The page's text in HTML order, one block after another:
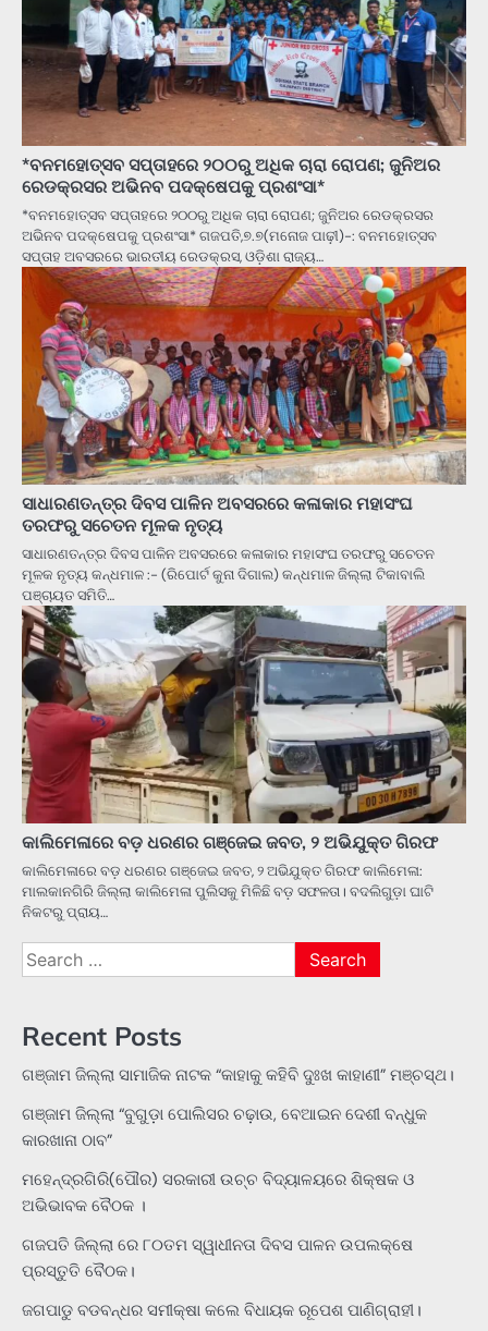
*ବନମହୋତ୍ସବ ସପ୍ତାହରେ ୨୦୦ରୁ ଅଧିକ ଚାରା ରୋପଣ; ଜୁନିଅର
ରେଡକ୍ରସର ଅଭିନବ ପଦକ୍ଷେପକୁ ପ୍ରଶଂସା*
*ବନମହୋତ୍ସବ ସପ୍ତାହରେ ୨୦୦ରୁ ଅଧିକ ଚାରା ରୋପଣ; ଜୁନିଅର ରେଡକ୍ରସର
ଅଭିନବ ପଦକ୍ଷେପକୁ ପ୍ରଶଂସା* ଗଜପତି,୭.୭(ମନୋଜ ପାଢ଼ୀ)-: ବନମହୋତ୍ସବ
ସପ୍ତାହ ଅବସରରେ ଭାରତୀୟ ରେଡକ୍ରସ, ଓଡ଼ିଶା ରାଜ୍ୟ…
ସାଧାରଣତନ୍ତ୍ର ଦିବସ ପାଳିନ ଅବସରରେ କଳାକାର ମହାସଂଘ
ତରଫରୁ ସଚେତନ ମୂଳକ ନୃତ୍ୟ
ସାଧାରଣତନ୍ତ୍ର ଦିବସ ପାଳିନ ଅବସରରେ କଳାକାର ମହାସଂଘ ତରଫରୁ ସଚେତନ
ମୂଳକ ନୃତ୍ୟ କନ୍ଧମାଳ :- (ରିପୋର୍ଟ କୁନା ଦିଗାଲ) କନ୍ଧମାଳ ଜିଲ୍ଲା ଟିକାବାଲି
ପଞ୍ଚାୟତ ସମିତି…
କାଲିମେଳାରେ ବଡ଼ ଧରଣର ଗଞ୍ଜେଇ ଜବତ, ୨ ଅଭିଯୁକ୍ତ ଗିରଫ
କାଲିମେଳାରେ ବଡ଼ ଧରଣର ଗଞ୍ଜେଇ ଜବତ, ୨ ଅଭିଯୁକ୍ତ ଗିରଫ କାଲିମେଳା:
ମାଲକାନଗିରି ଜିଲ୍ଲା କାଲିମେଳା ପୁଲିସକୁ ମିଳିଛି ବଡ଼ ସଫଳତା। ବଦଲିଗୁଡ଼ା ଘାଟି
ନିକଟରୁ ପ୍ରାୟ…
Search
for:
Recent Posts
ଗଞ୍ଜାମ ଜିଲ୍ଲା ସାମାଜିକ ନାଟକ “କାହାକୁ କହିବି ଦୁଃଖ କାହାଣୀ” ମଞ୍ଚସ୍ଥ।
ଗଞ୍ଜାମ ଜିଲ୍ଲା “ବୁଗୁଡ଼ା ପୋଲିସର ଚଢ଼ାଉ, ବେଆଇନ ଦେଶୀ ବନ୍ଧୁକ
କାରଖାନା ଠାବ”
ମହେନ୍ଦ୍ରଗିରି(ପୌର) ସରକାରୀ ଉଚ୍ଚ ବିଦ୍ୟାଳୟରେ ଶିକ୍ଷକ ଓ
ଅଭିଭାବକ ବୈଠକ ।
ଗଜପତି ଜିଲ୍ଲା ରେ ୮୦ତମ ସ୍ୱାଧୀନତା ଦିବସ ପାଳନ ଉପଲକ୍ଷେ
ପ୍ରସ୍ତୁତି ବୈଠକ।
ଜଗପାଡୁ ବଡବନ୍ଧର ସମୀକ୍ଷା କଲେ ବିଧାୟକ ରୂପେଶ ପାଣିଗ୍ରାହୀ।